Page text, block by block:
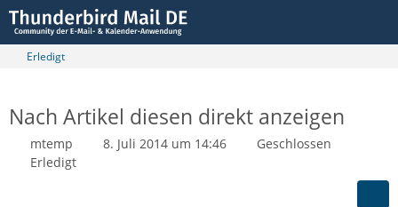
Erledigt
Nach Artikel diesen direkt anzeigen
mtemp 8. Juli 2014 um 14:46
Geschlossen
Erledigt